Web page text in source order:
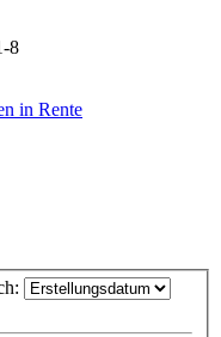
8
in Rente